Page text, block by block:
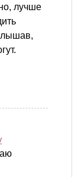
лучше